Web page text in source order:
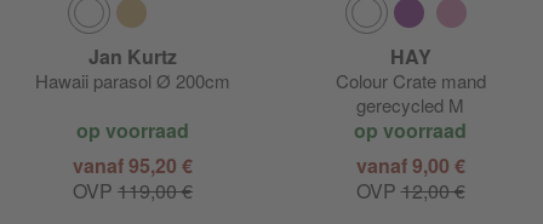
Jan Kurtz
Hawaii parasol Ø 200cm
op voorraad
vanaf 95,20 €
OVP 119,00 €
HAY
Colour Crate mand
gerecycled M
op voorraad
vanaf 9,00 €
OVP12,00 €